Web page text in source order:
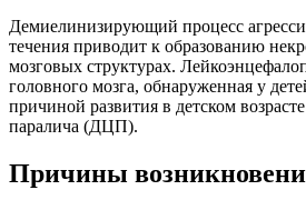
Демиелинизирующий процесс
течения приводит к образованию
мозговых структурах.
головного мозга, обнаруженная у
причиной развития в детском
паралича (ДЦП).
Причины